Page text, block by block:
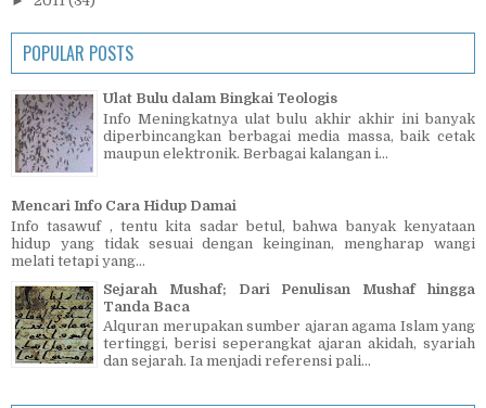
POPULAR POSTS
Ulat Bulu dalam Bingkai Teologis
Info Meningkatnya ulat bulu akhir akhir ini banyak
diperbincangkan berbagai media massa, baik cetak
maupun elektronik. Berbagai kalangan i...
Mencari Info Cara Hidup Damai
Info tasawuf , tentu kita sadar betul, bahwa banyak kenyataan
hidup yang tidak sesuai dengan keinginan, mengharap wangi
melati tetapi yang...
Sejarah Mushaf; Dari Penulisan Mushaf hingga
Tanda Baca
Alquran merupakan sumber ajaran agama Islam yang
tertinggi, berisi seperangkat ajaran akidah, syariah
dan sejarah. Ia menjadi referensi pali...